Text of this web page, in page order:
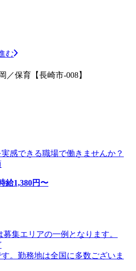
む
／保育【長崎市-008】
感できる職場で働きませんか？
給1,380円〜
集エリアの一例となります。
。勤務地は全国に多数ございま